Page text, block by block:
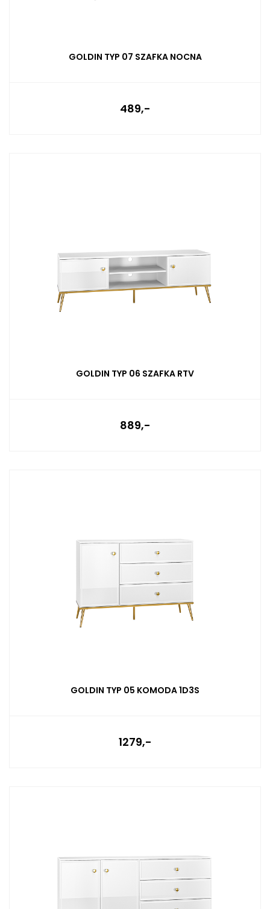
GOLDIN TYP 07 SZAFKA NOCNA
489,-
GOLDIN TYP 06 SZAFKA RTV
889,-
GOLDIN TYP 05 KOMODA 1D3S
1279,-